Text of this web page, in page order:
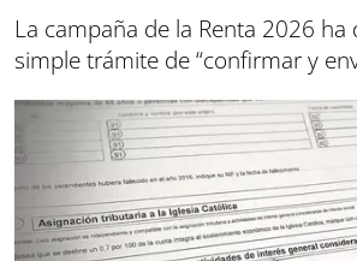
La campaña de la Renta 2026 ha
simple trámite de “confirmar y